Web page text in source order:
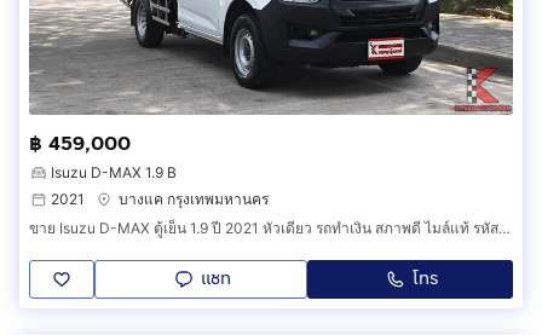
฿ 459,000
Isuzu D-MAX 1.9 B
2021
บางแค กรุงเทพมหานคร
ขาย Isuzu D-MAX ตู้เย็น 1.9 ปี 2021 หัวเดียว รถทำเงิน สภาพดี ไมล์แท้ รหัสสินค้า CFHH
แชท โทร